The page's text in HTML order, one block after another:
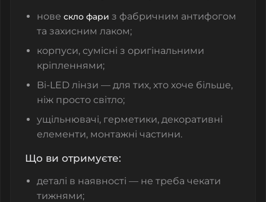
нове скло фари з фабричним антифогом
та захисним лаком;
корпуси, сумісні з оригінальними
кріпленнями;
Bi-LED лінзи — для тих, хто хоче більше,
ніж просто світло;
ущільнювачі, герметики, декоративні
елементи, монтажні частини.
Що ви отримуєте:
деталі в наявності — не треба чекати
тижнями;